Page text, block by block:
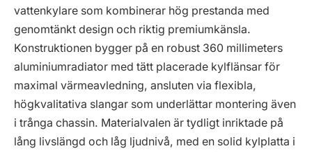
vattenkylare som kombinerar hög prestanda med
genomtänkt design och riktig premiumkänsla.
Konstruktionen bygger på en robust 360 millimeters
aluminiumradiator med tätt placerade kylflänsar för
maximal värmeavledning, ansluten via flexibla,
högkvalitativa slangar som underlättar montering även
i trånga chassin. Materialvalen är tydligt inriktade på
lång livslängd och låg ljudnivå, med en solid kylplatta i